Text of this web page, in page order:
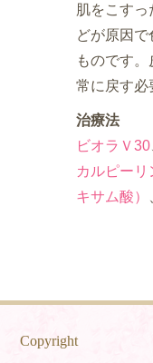
肌をこす
どが原因
ものです
常に戻す必
治療法
ビオラＶ30
カルピーリ
キサム酸）
Copyright